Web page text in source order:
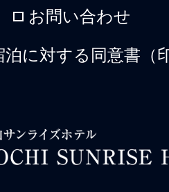
お問い合わせ
に対する同意書（